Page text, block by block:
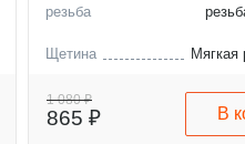
резьба
Щетина
Мягкая
виде, см
1 080 ₽
865 ₽ В